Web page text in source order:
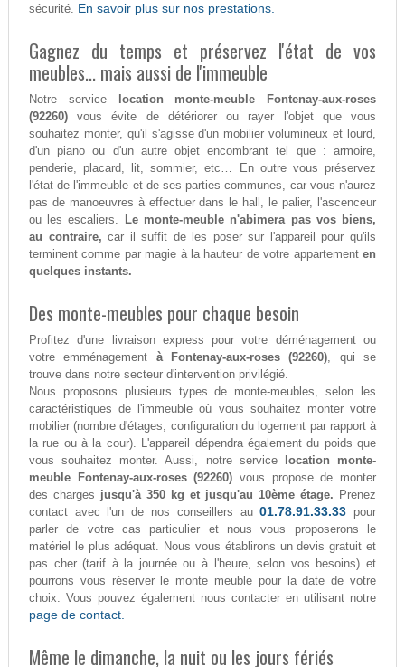
sécurité. En savoir plus sur nos prestations.
Gagnez du temps et préservez l'état de vos
meubles... mais aussi de l'immeuble
Notre service
location monte-meuble Fontenay-aux-roses
(92260)vous évite de détériorer ou rayer l'objet que vous
souhaitez monter, qu'il s'agisse d'un mobilier volumineux et lourd,
d'un piano ou d'un autre objet encombrant tel que : armoire,
penderie, placard, lit, sommier, etc… En outre vous préservez
l'état de l'immeuble et de ses parties communes, car vous n'aurez
pas de manoeuvres à effectuer dans le hall, le palier, l'ascenceur
ou les escaliers.
Le monte-meuble n'abimera pas vos biens,
au contraire, car il suffit de les poser sur l'appareil pour qu'ils
terminent comme par magie à la hauteur de votre appartementen
quelques instants.
Des monte-meubles pour chaque besoin
Profitez d'une livraison express pour votre déménagement ou
votre emménagement à Fontenay-aux-roses (92260), qui se
trouve dans notre secteur d'intervention privilégié.
Nous proposons plusieurs types de monte-meubles, selon les
caractéristiques de l'immeuble où vous souhaitez monter votre
mobilier (nombre d'étages, configuration du logement par rapport à
la rue ou à la cour). L'appareil dépendra également du poids que
vous souhaitez monter. Aussi, notre service
location monte-
meuble Fontenay-aux-roses (92260) vous propose de monter
des charges jusqu'à 350 kg et jusqu'au 10ème étage. Prenez
contact avec l'un de nos conseillers au01.78.91.33.33 pour
parler de votre cas particulier et nous vous proposerons le
matériel le plus adéquat. Nous vous établirons un devis gratuit et
pas cher (tarif à la journée ou à l'heure, selon vos besoins) et
pourrons vous réserver le monte meuble pour la date de votre
choix. Vous pouvez également nous contacter en utilisant notre
page de contact.
Même le dimanche, la nuit ou les jours fériés